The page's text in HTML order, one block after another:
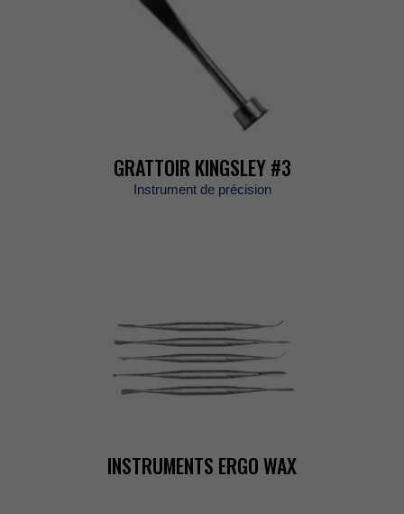
GRATTOIRKINGSLEY#3
Instrumentdeprécision
INSTRUMENTSERGOWAX